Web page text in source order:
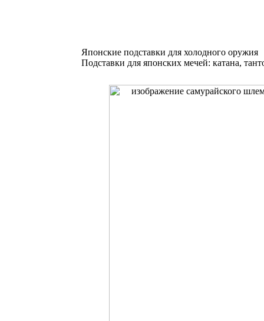
Японские подставки для холодного оружия
Подставки для японских мечей: катана,